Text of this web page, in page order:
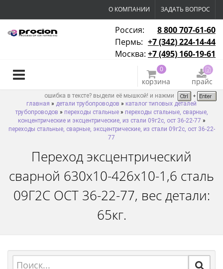
О КОМПАНИИ ЗАДАТЬ ВОПРОС
Россия:
8 800 707-61-60
Пермь: +7 (342) 224-14-44
Москва: +7 (495) 160-19-61
0
корзина прайс
ошибка в тексте? выдели её мышкой! и нажми
главная » детали трубопроводов » каталог типовых деталей
трубопроводов » переходы стальные» переходы стальные, сварные,
концентрические и эксцентрические, из стали 09г2с, ост 36-22-77 »
переходы стальные, сварные, эксцентрические, из стали 09г2с, ост 36-22-
77
Переход эксцентрический
сварной 630х10-426х10-1,6 сталь
09Г2С ОСТ 36-22-77, вес детали:
65кг.